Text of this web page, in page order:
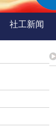
社工新闻